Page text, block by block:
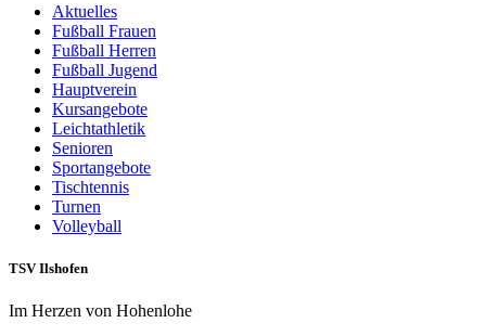
Aktuelles
Fußball Frauen
Fußball Herren
Fußball Jugend
Hauptverein
Kursangebote
Leichtathletik
Senioren
Sportangebote
Tischtennis
Turnen
Volleyball
TSV Ilshofen
Im Herzen von Hohenlohe